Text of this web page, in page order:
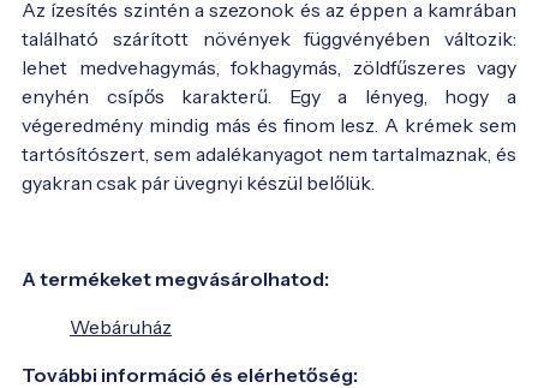
Az ízesítés szintén a szezonok és az éppen a kamrában
található szárított növények függvényében változik:
lehet medvehagymás, fokhagymás, zöldfűszeres vagy
enyhén csípős karakterű. Egy a lényeg, hogy a
végeredmény mindig más és finom lesz. A krémek sem
tartósítószert, sem adalékanyagot nem tartalmaznak, és
gyakran csak pár üvegnyi készül belőlük.
A termékeket megvásárolhatod:
Webáruház
További információ és elérhetőség: